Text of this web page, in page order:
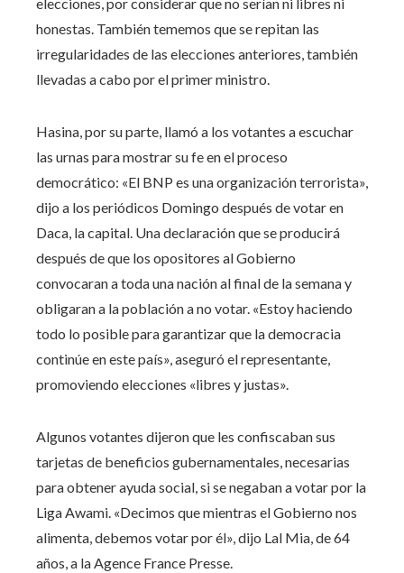
elecciones, por considerar que no serían ni libres ni
honestas. También tememos que se repitan las
irregularidades de las elecciones anteriores, también
llevadas a cabo por el primer ministro.
Hasina, por su parte, llamó a los votantes a escuchar
las urnas para mostrar su fe en el proceso
democrático: «El BNP es una organización terrorista»,
dijo a los periódicos Domingo después de votar en
Daca, la capital. Una declaración que se producirá
después de que los opositores al Gobierno
convocaran a toda una nación al final de la semana y
obligaran a la población a no votar. «Estoy haciendo
todo lo posible para garantizar que la democracia
continúe en este país», aseguró el representante,
promoviendo elecciones «libres y justas».
Algunos votantes dijeron que les confiscaban sus
tarjetas de beneficios gubernamentales, necesarias
para obtener ayuda social, si se negaban a votar por la
Liga Awami. «Decimos que mientras el Gobierno nos
alimenta, debemos votar por él», dijo Lal Mia, de 64
años, a la Agence France Presse.